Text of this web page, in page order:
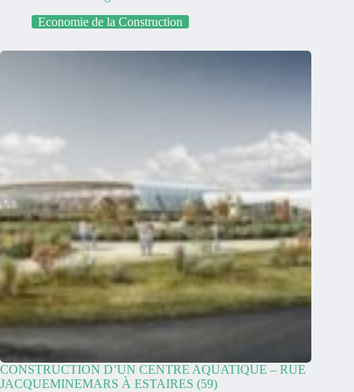
Economie de la Construction
CONSTRUCTION D’UN CENTRE AQUATIQUE – RUE
JACQUEMINEMARS À ESTAIRES (59)